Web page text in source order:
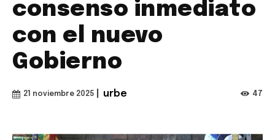
consenso inmediato
con el nuevo
Gobierno
21 noviembre 2025 urbe 47